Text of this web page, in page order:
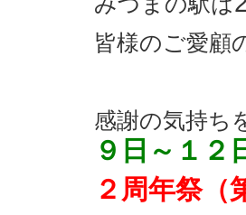
皆様のご愛顧
感謝の気持ち
９ 日～１２
２周年祭（